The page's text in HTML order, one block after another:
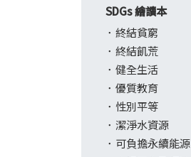
SDGs 繪讀本
終結貧窮
終結飢荒
健全生活
優質教育
性別平等
潔淨水資源
可負擔永續能源